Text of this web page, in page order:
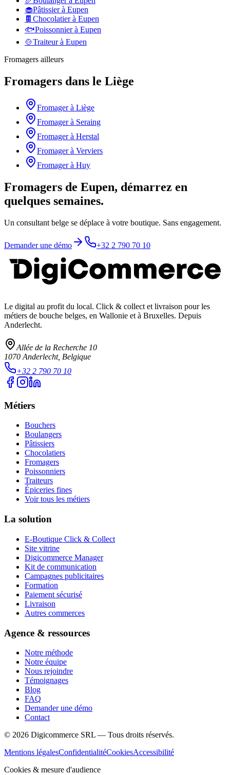
🧁Pâtissierà Eupen
🍫 Chocolatierà Eupen
🐟Poissonnierà Eupen
🍲Traiteurà Eupen
Fromagers ailleurs
Fromagers dans le Liège
Fromagerà Liège
Fromagerà Seraing
Fromagerà Herstal
Fromagerà Verviers
Fromagerà Huy
Fromagers de Eupen, démarrez en
quelques semaines.
Un consultant belge se déplace à votre boutique. Sans engagement.
Demander une démo +32 2 790 70 10
Le digital au profit du local. Click & collect et livraison pour les
métiers de bouche belges, en Wallonie et à Bruxelles. Depuis
Anderlecht.
Allée de la Recherche 10
1070 Anderlecht, Belgique
+32 2 790 70 10
Métiers
Bouchers
Boulangers
Pâtissiers
Chocolatiers
Fromagers
Poissonniers
Traiteurs
Épiceries fines
Voir tous les métiers
La solution
E-Boutique Click & Collect
Site vitrine
Digicommerce Manager
Kit de communication
Campagnes publicitaires
Formation
Paiement sécurisé
Livraison
Autres commerces
Agence & ressources
Notre méthode
Notre équipe
Nous rejoindre
Témoignages
Blog
FAQ
Demander une démo
Contact
© 2026 Digicommerce SRL — Tous droits réservés.
Mentions légalesConfidentialitéCookiesAccessibilité
Cookies & mesure d'audience